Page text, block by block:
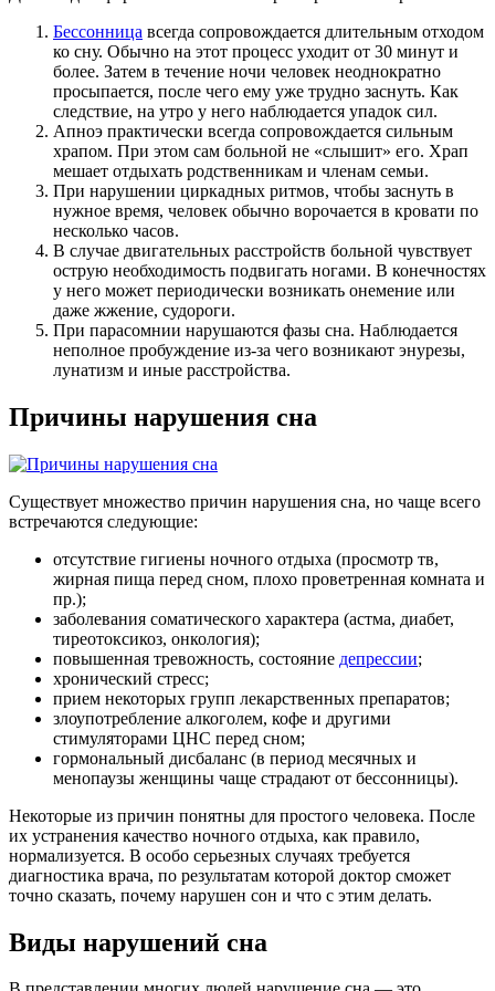
Бессонница всегда сопровождается длительным отходом
ко сну. Обычно на этот процесс уходит от 30 минут и
более. Затем в течение ночи человек неоднократно
просыпается, после чего ему уже трудно заснуть. Как
следствие, на утро у него наблюдается упадок сил.
Апноэ практически всегда сопровождается сильным
храпом. При этом сам больной не «слышит» его. Храп
мешает отдыхать родственникам и членам семьи.
При нарушении циркадных ритмов, чтобы заснуть в
нужное время, человек обычно ворочается в кровати по
несколько часов.
В случае двигательных расстройств больной чувствует
острую необходимость подвигать ногами. В конечностях
у него может периодически возникать онемение или
даже жжение, судороги.
При парасомнии нарушаются фазы сна. Наблюдается
неполное пробуждение из-за чего возникают энурезы,
лунатизм и иные расстройства.
Причины нарушения сна
Существует множество причин нарушения сна, но чаще всего
встречаются следующие:
отсутствие гигиены ночного отдыха (просмотр тв,
жирная пища перед сном, плохо проветренная комната и
пр.);
заболевания соматического характера (астма, диабет,
тиреотоксикоз, онкология);
повышенная тревожность, состояние депрессии;
хронический стресс;
прием некоторых групп лекарственных препаратов;
злоупотребление алкоголем, кофе и другими
стимуляторами ЦНС перед сном;
гормональный дисбаланс (в период месячных и
менопаузы женщины чаще страдают от бессонницы).
Некоторые из причин понятны для простого человека. После
их устранения качество ночного отдыха, как правило,
нормализуется. В особо серьезных случаях требуется
диагностика врача, по результатам которой доктор сможет
точно сказать, почему нарушен сон и что с этим делать.
Виды нарушений сна